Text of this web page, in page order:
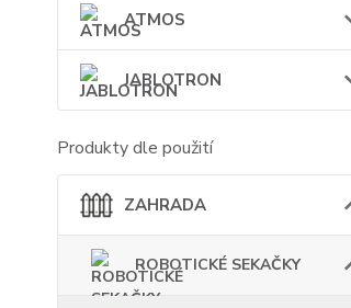
ATMOS
JABLOTRON
Produkty dle použití
ZAHRADA
ROBOTICKÉ SEKAČKY